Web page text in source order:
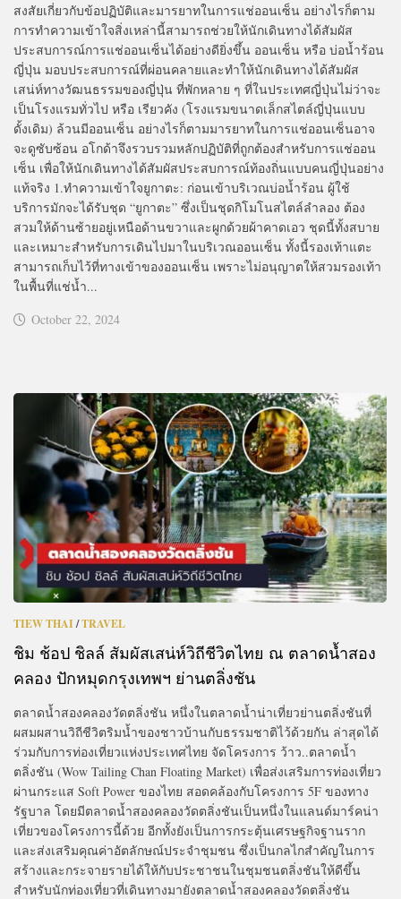
สงสัยเกี่ยวกับข้อปฏิบัติและมารยาทในการแช่ออนเซ็น อย่างไรก็ตาม
การทำความเข้าใจสิ่งเหล่านี้สามารถช่วยให้นักเดินทางได้สัมผัส
ประสบการณ์การแช่ออนเซ็นได้อย่างดียิ่งขึ้น ออนเซ็น หรือ บ่อน้ำร้อน
ญี่ปุ่น มอบประสบการณ์ที่ผ่อนคลายและทำให้นักเดินทางได้สัมผัส
เสน่ห์ทางวัฒนธรรมของญี่ปุ่น ที่พักหลาย ๆ ที่ในประเทศญี่ปุ่นไม่ว่าจะ
เป็นโรงแรมทั่วไป หรือ เรียวคัง (โรงแรมขนาดเล็กสไตล์ญี่ปุ่นแบบ
ดั้งเดิม) ล้วนมีออนเซ็น อย่างไรก็ตามมารยาทในการแช่ออนเซ็นอาจ
จะดูซับซ้อน อโกด้าจึงรวบรวมหลักปฏิบัติที่ถูกต้องสำหรับการแช่ออน
เซ็น เพื่อให้นักเดินทางได้สัมผัสประสบการณ์ท้องถิ่นแบบคนญี่ปุ่นอย่าง
แท้จริง 1.ทำความเข้าใจยูกาตะ: ก่อนเข้าบริเวณบ่อน้ำร้อน ผู้ใช้
บริการมักจะได้รับชุด “ยูกาตะ” ซึ่งเป็นชุดกิโมโนสไตล์ลำลอง ต้อง
สวมให้ด้านซ้ายอยู่เหนือด้านขวาและผูกด้วยผ้าคาดเอว ชุดนี้ทั้งสบาย
และเหมาะสำหรับการเดินไปมาในบริเวณออนเซ็น ทั้งนี้รองเท้าแตะ
สามารถเก็บไว้ที่ทางเข้าของออนเซ็น เพราะไม่อนุญาตให้สวมรองเท้า
ในพื้นที่แช่น้ำ...
October 22, 2024
TIEW THAI/TRAVEL
ชิม ช้อป ชิลล์ สัมผัสเสน่ห์วิถีชีวิตไทย ณ ตลาดน้ำสอง
คลอง ปักหมุดกรุงเทพฯ ย่านตลิ่งชัน
ตลาดน้ำสองคลองวัดตลิ่งชัน หนึ่งในตลาดน้ำน่าเที่ยวย่านตลิ่งชันที่
ผสมผสานวิถีชีวิตริมน้ำของชาวบ้านกับธรรมชาติไว้ด้วยกัน ล่าสุดได้
ร่วมกับการท่องเที่ยวแห่งประเทศไทย จัดโครงการ ว้าว..ตลาดน้ำ
ตลิ่งชัน (Wow Tailing Chan Floating Market) เพื่อส่งเสริมการท่องเที่ยว
ผ่านกระแส Soft Power ของไทย สอดคล้องกับโครงการ 5F ของทาง
รัฐบาล โดยมีตลาดน้ำสองคลองวัดตลิ่งชันเป็นหนึ่งในแลนด์มาร์คน่า
เที่ยวของโครงการนี้ด้วย อีกทั้งยังเป็นการกระตุ้นเศรษฐกิจฐานราก
และส่งเสริมคุณค่าอัตลักษณ์ประจำชุมชน ซึ่งเป็นกลไกสำคัญในการ
สร้างและกระจายรายได้ให้กับประชาชนในชุมชนตลิ่งชันให้ดีขึ้น
สำหรับนักท่องเที่ยวที่เดินทางมายังตลาดน้ำสองคลองวัดตลิ่งชัน